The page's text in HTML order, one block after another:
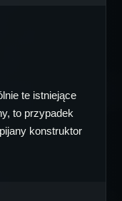
te istniejące
to przypadek
konstruktor